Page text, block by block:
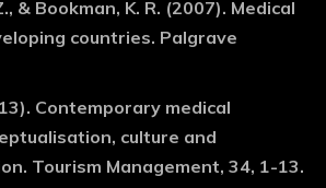
& Bookman, K. R. (2007). Medical
countries. Palgrave
Contemporary medical
culture and
Tourism Management, 34, 1-13.